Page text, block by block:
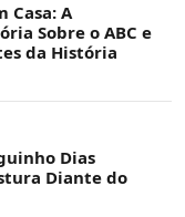
Casa: A
Sobre o ABC e
da História
Dias
Diante do